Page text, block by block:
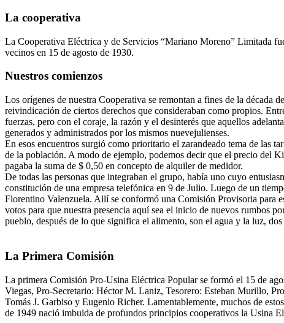
La cooperativa
La Cooperativa Eléctrica y de Servicios “Mariano Moreno” Limitada
vecinos en 15 de agosto de 1930.
Nuestros comienzos
Los orígenes de nuestra Cooperativa se remontan a fines de la década
reivindicación de ciertos derechos que consideraban como propios.
fuerzas, pero con el coraje, la razón y el desinterés que aquellos
generados y administrados por los mismos nuevejulienses.
En esos encuentros surgió como prioritario el zarandeado tema de las
de la población. A modo de ejemplo, podemos decir que el precio del
pagaba la suma de $ 0,50 en concepto de alquiler de medidor.
De todas las personas que integraban el grupo, había uno cuyo
constitución de una empresa telefónica en 9 de Julio. Luego de un
Florentino Valenzuela. Allí se conformó una Comisión Provisoria para
votos para que nuestra presencia aquí sea el inicio de nuevos rumbos
pueblo, después de lo que significa el alimento, son el agua y la luz,
La Primera Comisión
La primera Comisión Pro-Usina Eléctrica Popular se formó el 15 de
Viegas, Pro-Secretario: Héctor M. Laniz, Tesorero: Esteban Murillo,
Tomás J. Garbiso y Eugenio Richer. Lamentablemente, muchos de
de 1949 nació imbuida de profundos principios cooperativos la Usina